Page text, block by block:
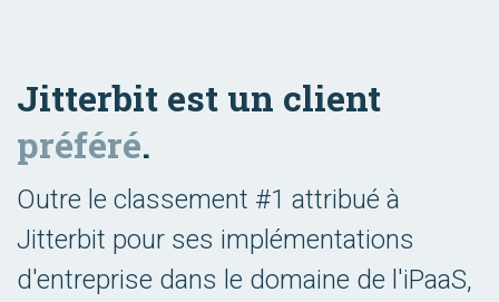
Jitterbit est un client
préféré.
Outre le classement #1 attribué à
Jitterbit pour ses implémentations
d'entreprise dans le domaine de l'iPaaS,